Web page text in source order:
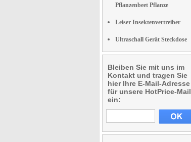
Pflanzenbeet Pflanze
Leiser Insektenvertreiber
Ultraschall Gerät Steckdose
Bleiben Sie mit uns im
Kontakt und tragen Sie
hier Ihre E-Mail-Adresse
für unsere HotPrice-Mail
ein: